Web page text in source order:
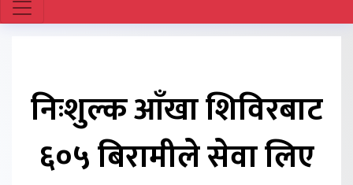
निःशुल्क आँखा शिविरबाट
६०५ बिरामीले सेवा लिए